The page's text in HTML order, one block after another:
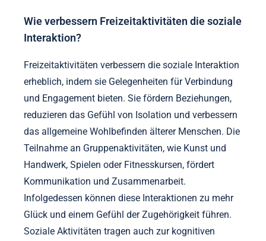
Wie verbessern Freizeitaktivitäten die soziale
Interaktion?
Freizeitaktivitäten verbessern die soziale Interaktion
erheblich, indem sie Gelegenheiten für Verbindung
und Engagement bieten. Sie fördern Beziehungen,
reduzieren das Gefühl von Isolation und verbessern
das allgemeine Wohlbefinden älterer Menschen. Die
Teilnahme an Gruppenaktivitäten, wie Kunst und
Handwerk, Spielen oder Fitnesskursen, fördert
Kommunikation und Zusammenarbeit.
Infolgedessen können diese Interaktionen zu mehr
Glück und einem Gefühl der Zugehörigkeit führen.
Soziale Aktivitäten tragen auch zur kognitiven